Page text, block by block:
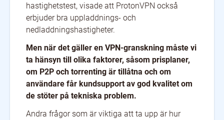
hastighetstest, visade att ProtonVPN också
erbjuder bra uppladdnings- och
nedladdningshastigheter.
Men när det gäller en VPN-granskning måste vi
ta hänsyn till olika faktorer, såsom prisplaner,
om P2P och torrenting är tillåtna och om
användare får kundsupport av god kvalitet om
de stöter på tekniska problem.
Andra frågor som är viktiga att ta upp är hur